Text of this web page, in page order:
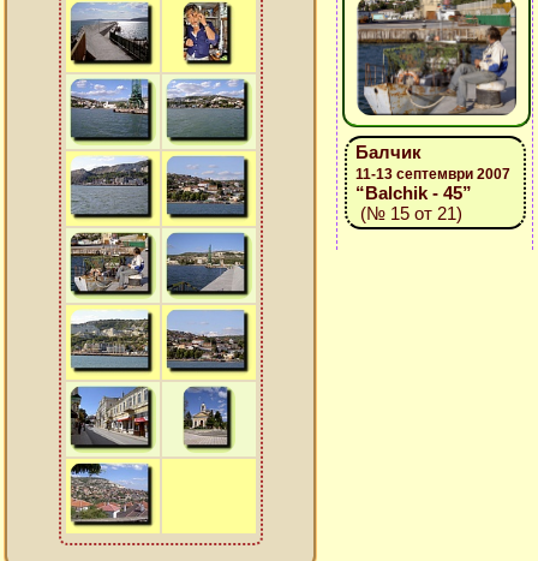
Балчик
11-13 септември 2007
“Balchik - 45”
(№ 15 от 21)